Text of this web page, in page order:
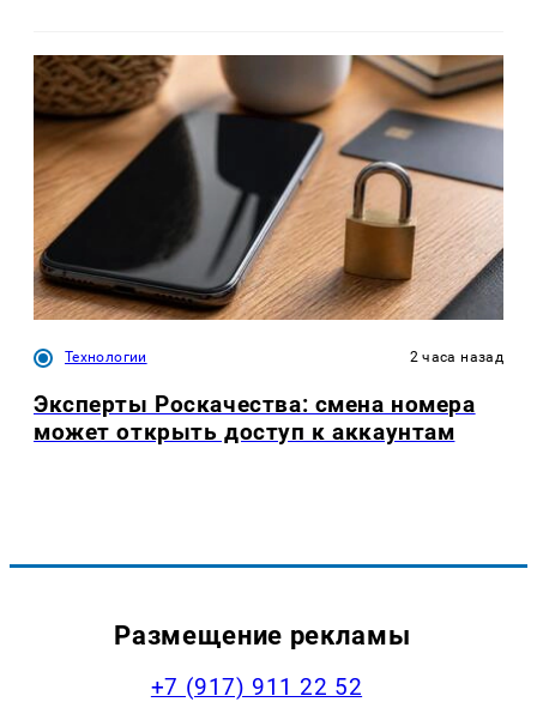
Технологии 2 часа назад
Эксперты Роскачества: смена номера
может открыть доступ к аккаунтам
Размещение рекламы
+7 (917) 911 22 52